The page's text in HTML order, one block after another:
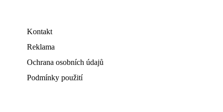
Kontakt
Reklama
Ochrana osobních údajů
Podmínky použití